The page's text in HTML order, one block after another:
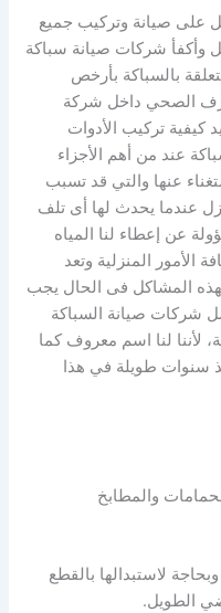
على صيانة وتركيب جميع
وأكفأ شركات صيانة سباكة
بالسباكة بأرخص
الصحي داخل شركة
كيفية تركيب الأدوات
عند من أهم الأجزاء
عنها والتي قد تسبب
عندما يحدث لها أى تلف
عن إعطاء لنا المياه
الأمور المنزلية وتعد
المشاكل فى الحال يجب
شركات صيانة السباكة
لأننا لنا اسم معروف كما
سنوات طويلة في هذا
والمطابخ
لاستبدالها بالقطع
الطويل.